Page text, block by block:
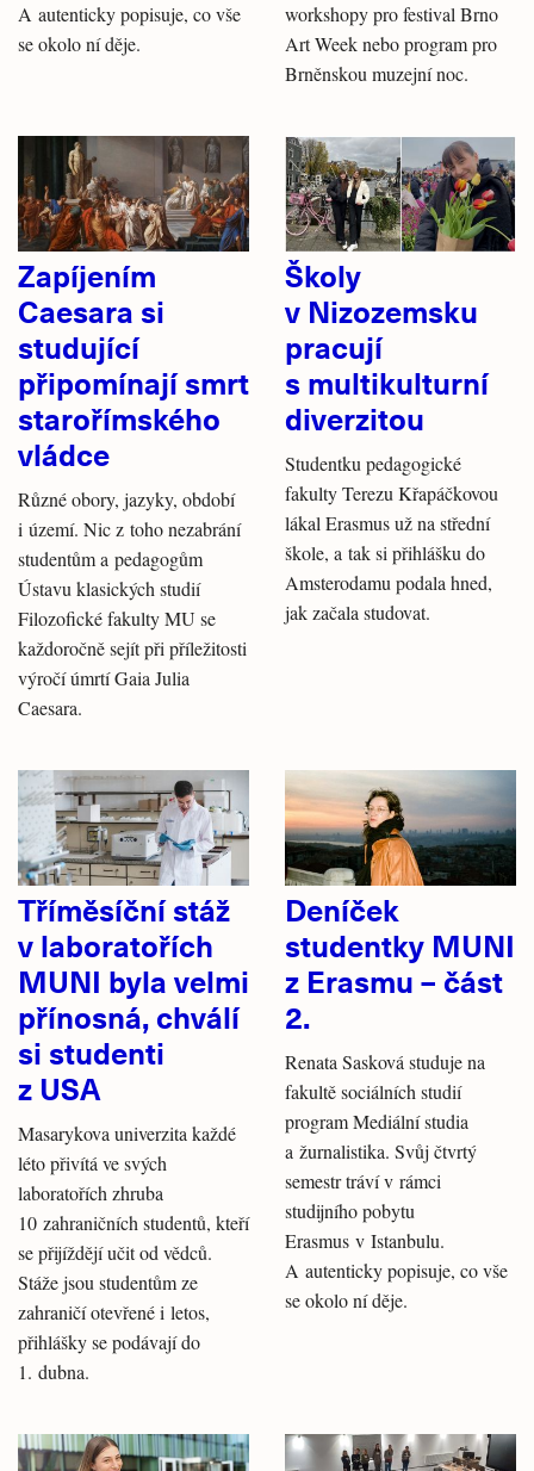
A autenticky popisuje, co vše
se okolo ní děje.
workshopy pro festival Brno
Art Week nebo program pro
Brněnskou muzejní noc.
Zapíjením
Caesara si
studující
připomínají smrt
starořímského
vládce
Různé obory, jazyky, období
i území. Nic z toho nezabrání
studentům a pedagogům
Ústavu klasických studií
Filozofické fakulty MU se
každoročně sejít při příležitosti
výročí úmrtí Gaia Julia
Caesara.
Školy
v Nizozemsku
pracují
s multikulturní
diverzitou
Studentku pedagogické
fakulty Terezu Křapáčkovou
lákal Erasmus už na střední
škole, a tak si přihlášku do
Amsterodamu podala hned,
jak začala studovat.
Tříměsíční stáž
v laboratořích
MUNI byla velmi
přínosná, chválí
si studenti
z USA
Masarykova univerzita každé
léto přivítá ve svých
laboratořích zhruba
10 zahraničních studentů, kteří
se přijíždějí učit od vědců.
Stáže jsou studentům ze
zahraničí otevřené i letos,
přihlášky se podávají do
1. dubna.
Deníček
studentky MUNI
z Erasmu – část
2.
Renata Sasková studuje na
fakultě sociálních studií
program Mediální studia
a žurnalistika. Svůj čtvrtý
semestr tráví v rámci
studijního pobytu
Erasmus v Istanbulu.
A autenticky popisuje, co vše
se okolo ní děje.